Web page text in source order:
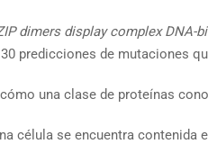
dimers display complex DNA-
predicciones de mutaciones
una clase de proteínas
célula se encuentra